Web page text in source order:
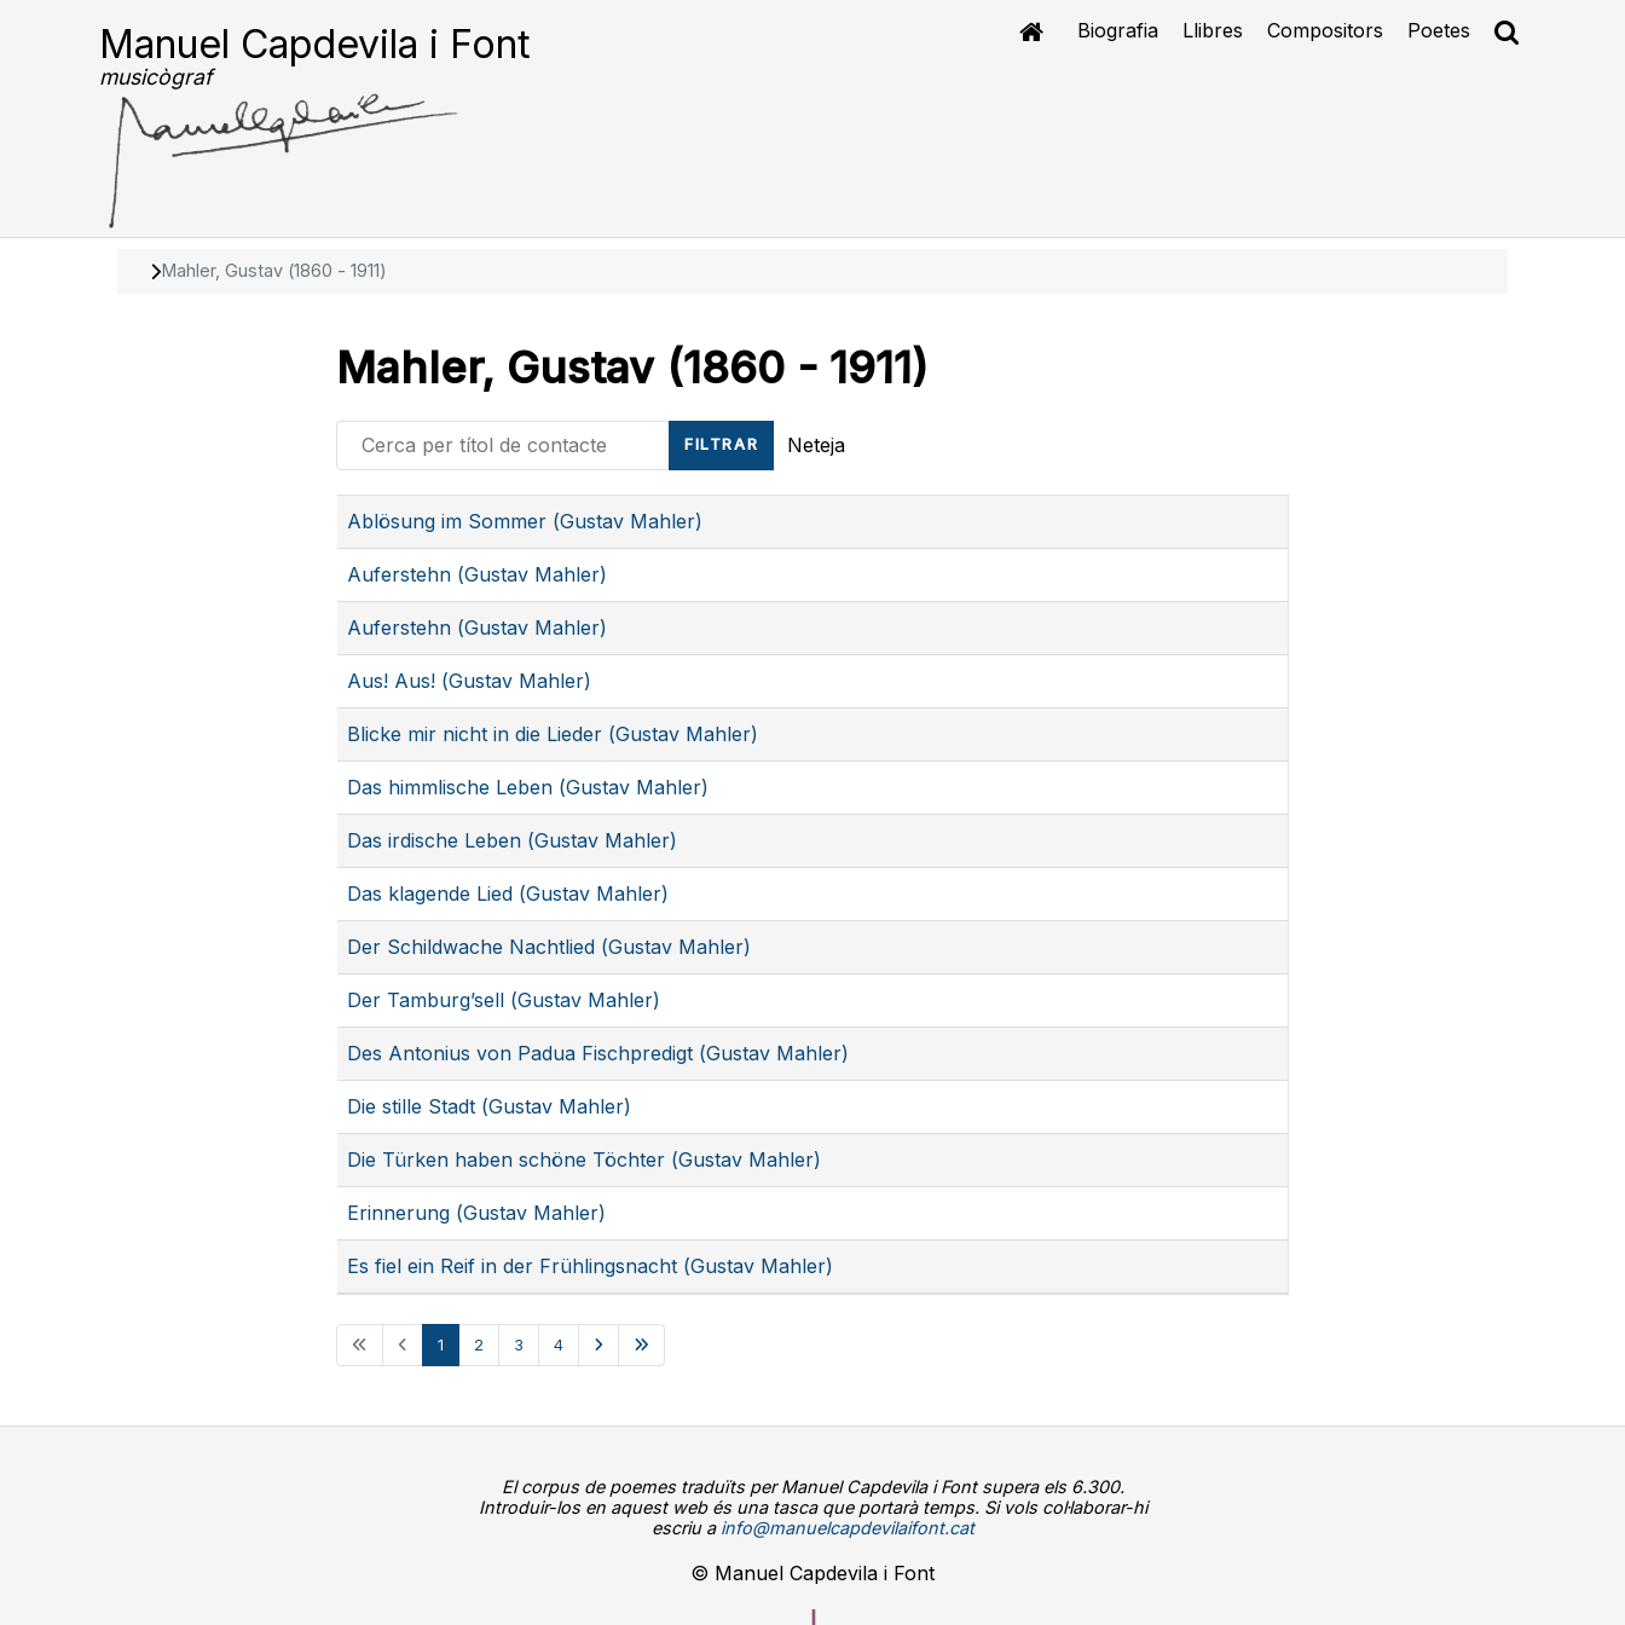
Manuel Capdevila i Font
musicògraf
Biografia Llibres Compositors Poetes
Mahler, Gustav (1860 - 1911)
Mahler, Gustav (1860 - 1911)
Cerca per títol de contacte FILTRAR Neteja
Articles
Ablösung im Sommer (Gustav Mahler)
Auferstehn (Gustav Mahler)
Auferstehn (Gustav Mahler)
Aus! Aus! (Gustav Mahler)
Blicke mir nicht in die Lieder (Gustav Mahler)
Das himmlische Leben (Gustav Mahler)
Das irdische Leben (Gustav Mahler)
Das klagende Lied (Gustav Mahler)
Der Schildwache Nachtlied (Gustav Mahler)
Der Tamburg’sell (Gustav Mahler)
Des Antonius von Padua Fischpredigt (Gustav Mahler)
Die stille Stadt (Gustav Mahler)
Die Türken haben schöne Töchter (Gustav Mahler)
Erinnerung (Gustav Mahler)
Es fiel ein Reif in der Frühlingsnacht (Gustav Mahler)
1 2 3 4
El corpus de poemes traduïts per Manuel Capdevila i Font supera els 6.300.
Introduir-los en aquest web és una tasca que portarà temps. Si vols col·laborar-hi
escriu a info@manuelcapdevilaifont.cat
© Manuel Capdevila i Font